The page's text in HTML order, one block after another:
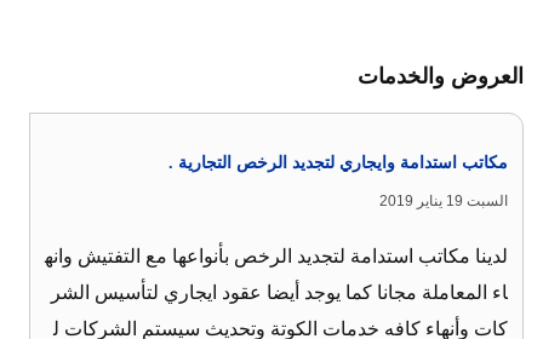
العروض والخدمات
مكاتب استدامة وايجاري لتجديد الرخص التجارية .
السبت 19 يناير 2019
لدينا مكاتب استدامة لتجديد الرخص بأنواعها مع التفتيش وانه
اء المعاملة مجانا كما يوجد أيضا عقود ايجاري لتأسيس الشر
كات وأنهاء كافه خدمات الكوتة وتحديث سيستم الشركات ل